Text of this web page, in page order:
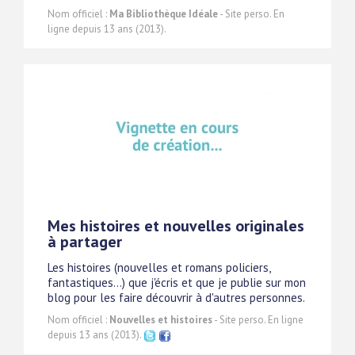
Nom officiel : Ma Bibliothèque Idéale- Site perso. En
ligne depuis 13 ans (2013).
Mes histoires et nouvelles originales
à partager
Les histoires (nouvelles et romans policiers,
fantastiques...) que j'écris et que je publie sur mon
blog pour les faire découvrir à d'autres personnes.
Nom officiel : Nouvelles et histoires- Site perso. En ligne
depuis 13 ans (2013).